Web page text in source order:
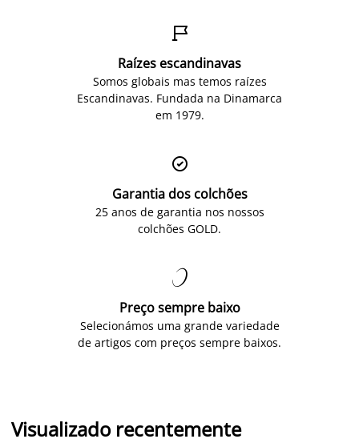

Raízes escandinavas
Somos globais mas temos raízes
Escandinavas. Fundada na Dinamarca
em 1979.

Garantia dos colchões
25 anos de garantia nos nossos
colchões GOLD.

Preço sempre baixo
Selecionámos uma grande variedade
de artigos com preços sempre baixos.
Visualizado recentemente